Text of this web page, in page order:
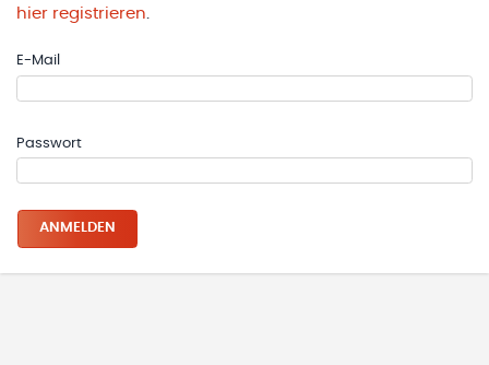
hier registrieren.
E-Mail
Passwort
ANMELDEN